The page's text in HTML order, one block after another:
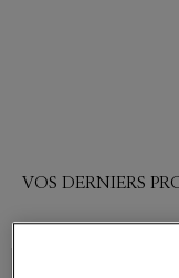
VOS DERNIERS